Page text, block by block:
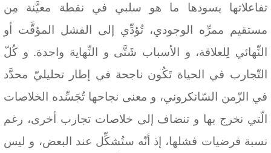
تفاعلاتها يسودها ما هو سلبي في نقطة معيَّنة مِن
مستقيم ممرِّه الوجودي، تُؤدِّي إلى الفشل المؤقَّت أو
النِّهائي لِلعلاقة، و الأسباب شَتَّى و النِّهاية واحدة. و كُلّ
التّجارب في الحياة تَكُون ناجحة في إطار تحليليّ محدَّد
في الزّمن السّانكروني، و معنى نجاحها تُجَسِّده الخلاصات
الّتي نخرج بها و تنضاف إلى خلاصات تجارب أخرى، رغم
نسبة فرضيات فشلها، إذ أنّه ستُشكِّل عند البعض، و ليس